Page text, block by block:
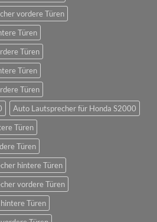
vordere Türen
Türen
Türen
Türen
Türen
Auto Lautsprecher für Honda S2000
Türen
Türen
hintere Türen
vordere Türen
Türen